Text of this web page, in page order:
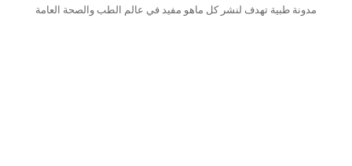
مدونة طبية تهدف لنشر كل ماهو مفيد في عالم الطب والصحة العامة